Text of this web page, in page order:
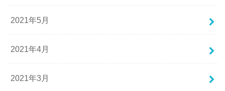
2021年5月
2021年4月
2021年3月